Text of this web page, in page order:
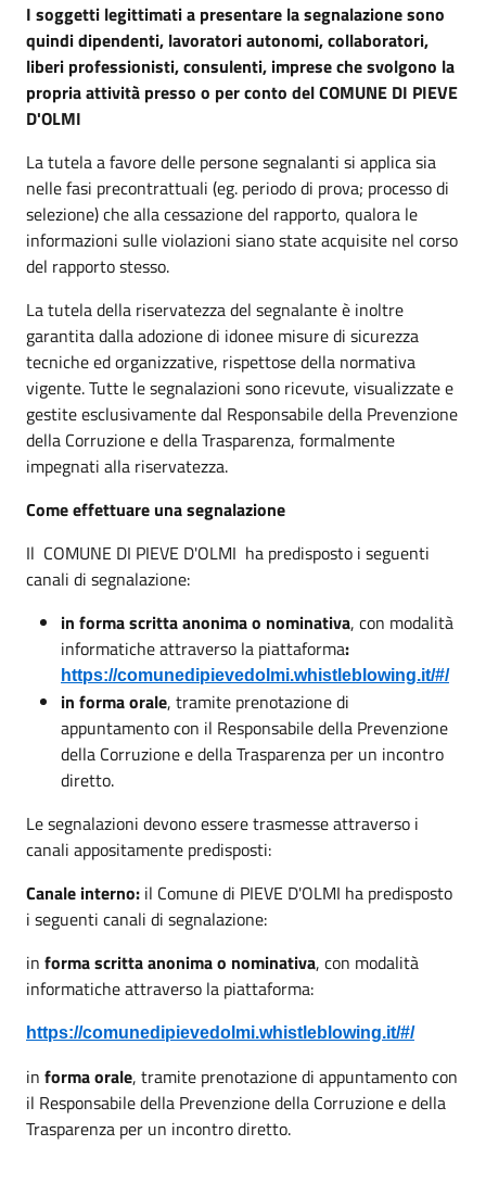
I soggetti legittimati a presentare la segnalazione sono
quindi dipendenti, lavoratori autonomi, collaboratori,
liberi professionisti, consulenti, imprese che svolgono la
propria attività presso o per conto del COMUNE DI PIEVE
D'OLMI
La tutela a favore delle persone segnalanti si applica sia
nelle fasi precontrattuali (eg. periodo di prova; processo di
selezione) che alla cessazione del rapporto, qualora le
informazioni sulle violazioni siano state acquisite nel corso
del rapporto stesso.
La tutela della riservatezza del segnalante è inoltre
garantita dalla adozione di idonee misure di sicurezza
tecniche ed organizzative, rispettose della normativa
vigente. Tutte le segnalazioni sono ricevute, visualizzate e
gestite esclusivamente dal Responsabile della Prevenzione
della Corruzione e della Trasparenza, formalmente
impegnati alla riservatezza.
Come effettuare una segnalazione
Il COMUNE DI PIEVE D'OLMI ha predisposto i seguenti
canali di segnalazione:
in forma scritta anonima o nominativa, con modalità
informatiche attraverso la piattaforma:
https://comunedipievedolmi.whistleblowing.it/#/
in forma orale, tramite prenotazione di
appuntamento con il Responsabile della Prevenzione
della Corruzione e della Trasparenza per un incontro
diretto.
Le segnalazioni devono essere trasmesse attraverso i
canali appositamente predisposti:
Canale interno: il Comune di PIEVE D'OLMI ha predisposto
i seguenti canali di segnalazione:
in forma scritta anonima o nominativa, con modalità
informatiche attraverso la piattaforma:
https://comunedipievedolmi.whistleblowing.it/#/
in forma orale, tramite prenotazione di appuntamento con
il Responsabile della Prevenzione della Corruzione e della
Trasparenza per un incontro diretto.